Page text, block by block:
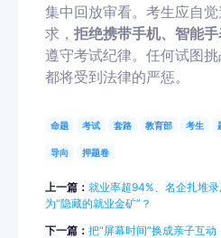
集中回放审看。考生应自
求， 拒绝携带手机、智能
遵守考试纪律。任何试图挑
都将受到法律的严惩。
命题 考试 套路 教育部 考生
导向 押题卷
上一篇： 就业率超94%、名企扎堆
为“隐藏的就业金矿”？
下一篇： 把“屏幕时间”换成亲子互